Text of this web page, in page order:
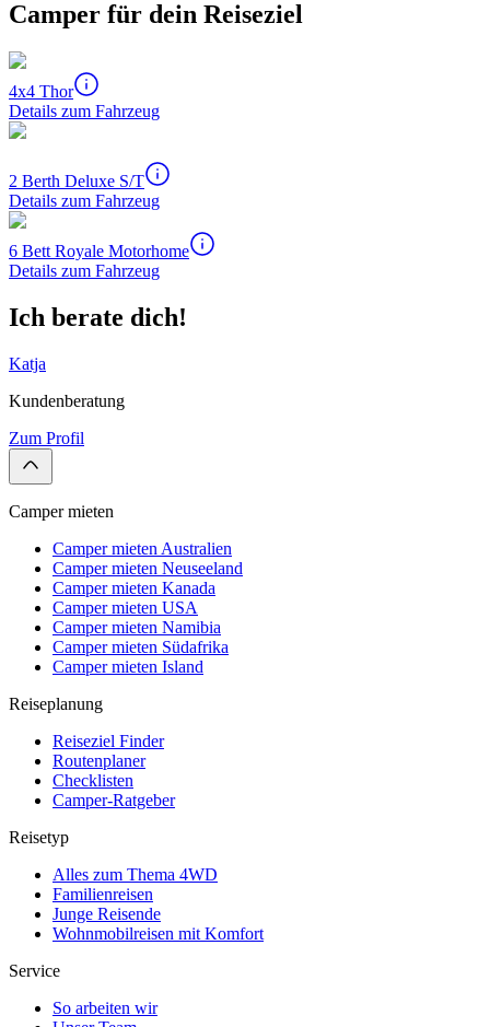
Camper für dein Reiseziel
4x4 Thor
Details zum Fahrzeug
2 Berth Deluxe S/T
Details zum Fahrzeug
6 Bett Royale Motorhome
Details zum Fahrzeug
Ich berate dich!
Katja
Kundenberatung
Zum Profil
Camper mieten
Camper mieten Australien
Camper mieten Neuseeland
Camper mieten Kanada
Camper mieten USA
Camper mieten Namibia
Camper mieten Südafrika
Camper mieten Island
Reiseplanung
Reiseziel Finder
Routenplaner
Checklisten
Camper-Ratgeber
Reisetyp
Alles zum Thema 4WD
Familienreisen
Junge Reisende
Wohnmobilreisen mit Komfort
Service
So arbeiten wir